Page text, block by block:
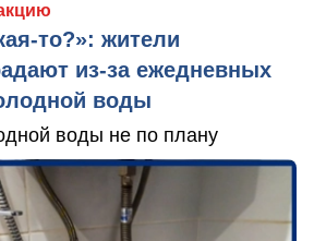
то?»: жители
из‑за ежедневных
воды
воды не по плану